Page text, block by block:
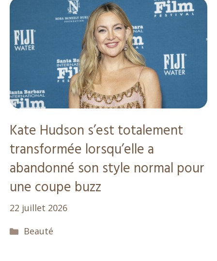
Kate Hudson s’est totalement
transformée lorsqu’elle a
abandonné son style normal pour
une coupe buzz
22 juillet 2026
Catégories
Beauté